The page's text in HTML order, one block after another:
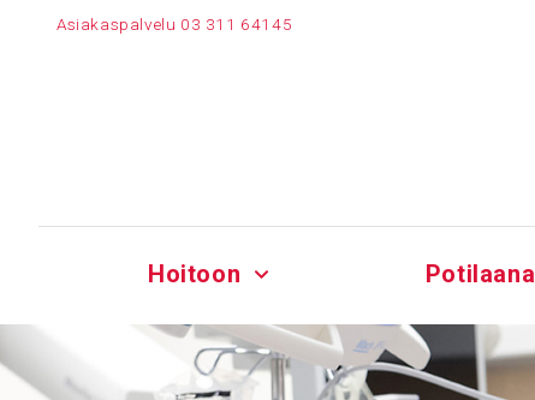
Asiakaspalvelu 03 311 64145
Hoitoon Potilaana